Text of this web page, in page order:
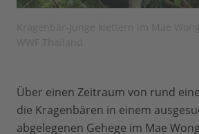
Über einen Zeitraum von rund
die Kragenbären in einem
abgelegenen Gehege im Mae